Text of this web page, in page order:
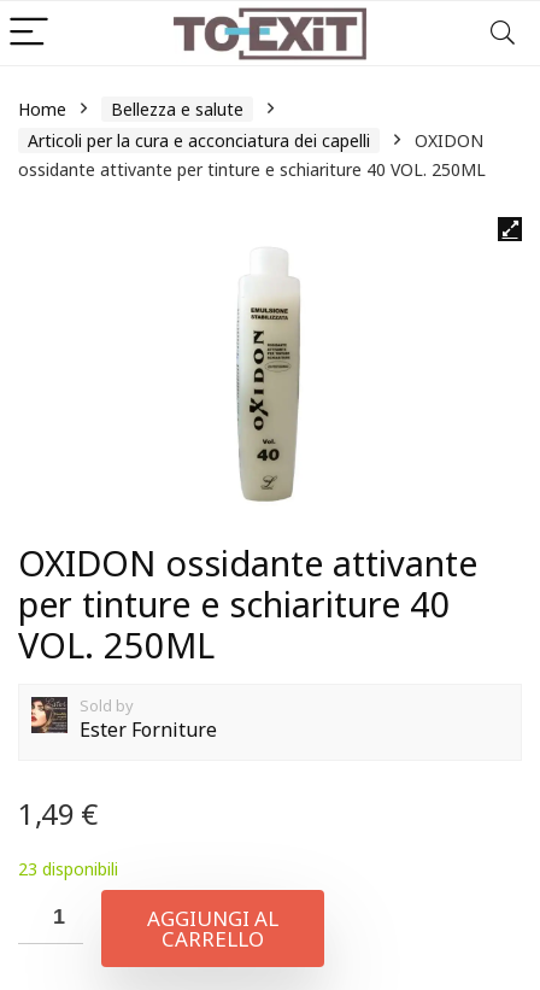
Home
Bellezza e salute
Articoli per la cura e acconciatura dei capelli
OXIDON
ossidante attivante per tinture e schiariture 40 VOL. 250ML
OXIDON ossidante attivante
per tinture e schiariture 40
VOL. 250ML
Sold by
Ester Forniture
1,49 €
23 disponibili
AGGIUNGI AL
CARRELLO